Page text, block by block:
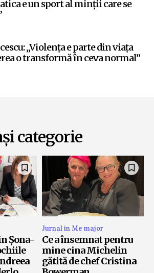
e un sport al minții care se
„Violența e parte din viața
o transformă în ceva normal”
categorie
Șona-
Jurnal in Me major
Ce a însemnat pentru
mine cina Michelin
gătită de chef Cristina